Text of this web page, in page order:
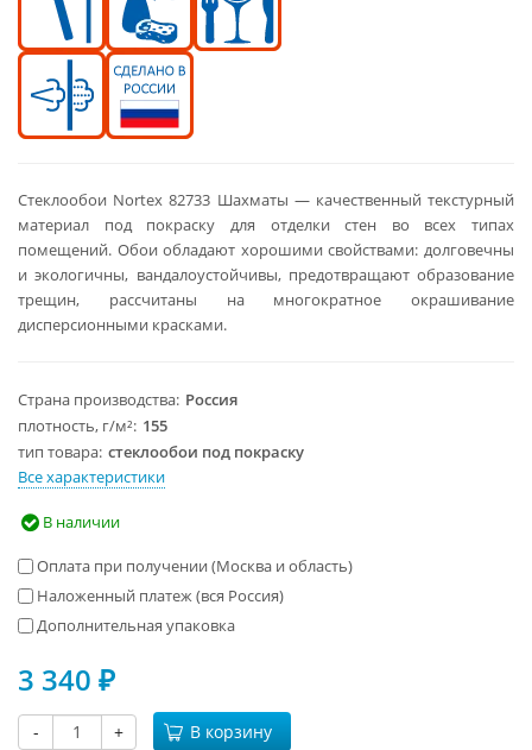
Стеклообои Nortex 82733 Шахматы — качественный текстурный
материал под покраску для отделки стен во всех типах
помещений. Обои обладают хорошими свойствами: долговечны
и экологичны, вандалоустойчивы, предотвращают образование
трещин, рассчитаны на многократное окрашивание
дисперсионными красками.
Страна производства Россия
плотность, г/м² 155
тип товара стеклообои под покраску
Все характеристики
В наличии
Оплата при получении (Москва и область)
Наложенный платеж (вся Россия)
Дополнительная упаковка
3 340 ₽
- +
В корзину